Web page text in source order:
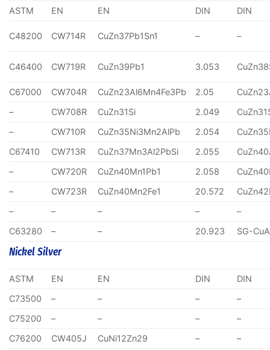
ASTM EN EN DIN DIN
C48200 CW714R CuZn37Pb1Sn1 – –
C46400 CW719R CuZn39Pb1 3.053
C67000 CW704R CuZn23Al6Mn4Fe3Pb 2.05
–
CW708R CuZn31Si 2.049
–
CW710R CuZn35Ni3Mn2AlPb 2.054
C67410
CW713R CuZn37Mn3Al2PbSi 2.055
–
CW720R CuZn40Mn1Pb1 2.058
–
CW723R CuZn40Mn2Fe1 20.572
–
– – –
–
C63280
– – 20.923 SG-
Nickel Silver
ASTM EN EN DIN
DIN
C73500
– – –
–
C75200
– – –
–
C76200
CW405J CuNi12Zn29 –
–